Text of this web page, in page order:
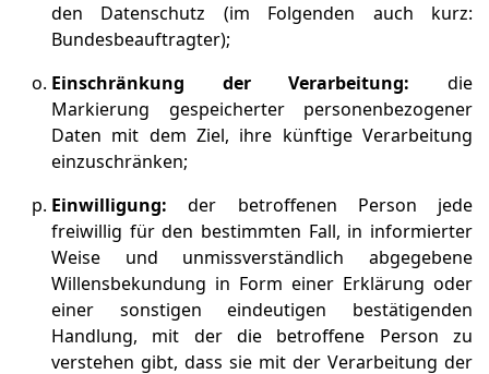
den Datenschutz (im Folgenden auch kurz:
Bundesbeauftragter);
Einschränkung der Verarbeitung: die
Markierung gespeicherter personenbezogener
Daten mit dem Ziel, ihre künftige Verarbeitung
einzuschränken;
Einwilligung: der betroffenen Person jede
freiwillig für den bestimmten Fall, in informierter
Weise und unmissverständlich abgegebene
Willensbekundung in Form einer Erklärung oder
einer sonstigen eindeutigen bestätigenden
Handlung, mit der die betroffene Person zu
verstehen gibt, dass sie mit der Verarbeitung der